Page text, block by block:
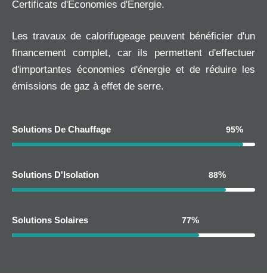
Certificats d'Économies d'Énergie.
Les travaux de calorifugeage peuvent bénéficier d'un
financement complet, car ils permettent d'effectuer
d'importantes économies d'énergie et de réduire les
émissions de gaz à effet de serre.
Solutions De Chauffage 95%
Solutions D'Isolation 88%
Solutions Solaires 77%